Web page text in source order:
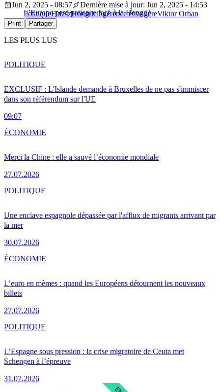
L’Europe perd patience face à la Hongrie
Jun 2, 2025 - 08:57
Dernière mise à jour: Jun 2, 2025 - 14:53
PolitiqueFideszHongrieingérence étrangèreViktor Orban
Print Partager
LES PLUS LUS
EXCLUSIF : L'Islande demande à Bruxelles de ne pas s'immiscer
dans son référendum sur l'UE
09:07
POLITIQUE
Merci la Chine : elle a sauvé l’économie mondiale
27.07.2026
ÉCONOMIE
Une enclave espagnole dépassée par l'afflux de migrants arrivant par
la mer
30.07.2026
POLITIQUE
L’euro en mèmes : quand les Européens détournent les nouveaux
billets
27.07.2026
ÉCONOMIE
L’Espagne sous pression : la crise migratoire de Ceuta met
Schengen à l’épreuve
31.07.2026
POLITIQUE